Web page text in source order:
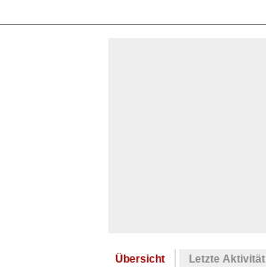
Übersicht Letzte Aktivität